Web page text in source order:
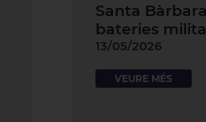
Santa
bateries
13/05/2026
VEURE MÉS